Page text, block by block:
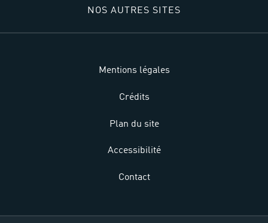
NOS AUTRES SITES
Mentions légales
Crédits
Plan du site
Accessibilité
Contact